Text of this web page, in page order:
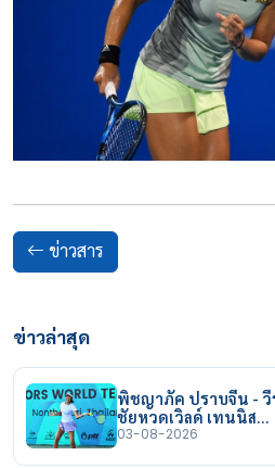
ข่าวสาร
ข่าวล่าสุด
พิชญาภัค ปราบจีน - วี
ชัยหวดเวิลด์ เทนนิส…
03-08-2026